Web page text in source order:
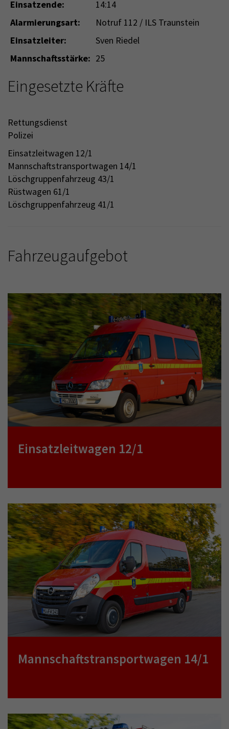
Einsatzende:
14:14
Alarmierungsart:
Notruf 112 / ILS Traunstein
Einsatzleiter:
Sven Riedel
Mannschaftsstärke: 25
Eingesetzte Kräfte
Rettungsdienst
Polizei
Einsatzleitwagen 12/1
Mannschaftstransportwagen 14/1
Löschgruppenfahrzeug 43/1
Rüstwagen 61/1
Löschgruppenfahrzeug 41/1
Fahrzeugaufgebot
Einsatzleitwagen 12/1
Mannschaftstransportwagen 14/1